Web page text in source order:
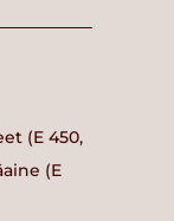
(E 450,
(E